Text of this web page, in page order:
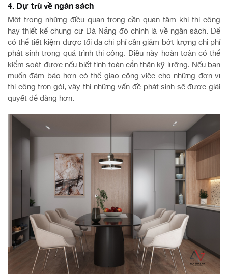
4. Dự trù về ngân sách
Một trong những điều quan trọng cần quan tâm khi thi công
hay thiết kế chung cư Đà Nẵng đó chính là về ngân sách. Để
có thể tiết kiệm được tối đa chi phí cần giảm bớt lượng chi phí
phát sinh trong quá trình thi công. Điều này hoàn toàn có thể
kiểm soát được nếu biết tính toán cẩn thận kỹ lưỡng. Nếu bạn
muốn đảm bảo hơn có thể giao công việc cho những đơn vị
thi công trọn gói, vậy thì những vấn đề phát sinh sẽ được giải
quyết dễ dàng hơn.